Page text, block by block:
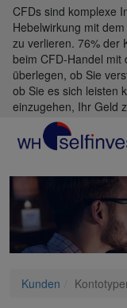
CFDs sind komplexe
Hebelwirkung mit
zu verlieren. 76% der
beim CFD-Handel mit
überlegen, ob Sie
ob Sie es sich leisten
einzugehen, Ihr Geld
Kunden